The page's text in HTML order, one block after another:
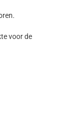
voor de